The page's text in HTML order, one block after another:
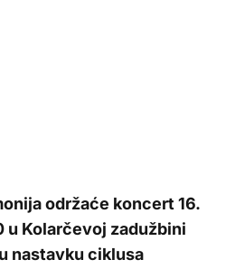
održaće koncert 16.
u Kolarčevoj zadužbini
nastavku ciklusa